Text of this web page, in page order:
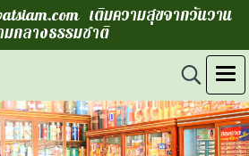
เติมความสุขจากวันวาน
มกลางธรรมชาติ